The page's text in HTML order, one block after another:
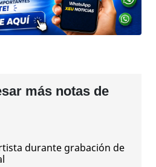
más notas de
durante grabación de